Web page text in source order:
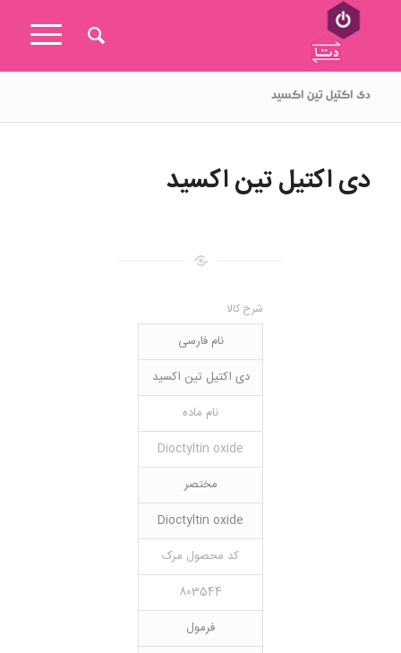
دی اکتیل تین اکسید
دی اکتیل تین اکسید
شرح کالا
نام فارسی
دی اکتیل تین اکسید
نام ماده
Dioctyltin oxide
مختصر
Dioctyltin oxide
کد محصول مرک
803544
فرمول